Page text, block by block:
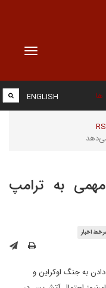
Toggle
ها ENGLISH
مهمی به ترامپ
اخبار
دادن به جنگ اوکراین و